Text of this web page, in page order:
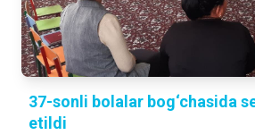
37-sonli bolalar bog‘chasida
etildi